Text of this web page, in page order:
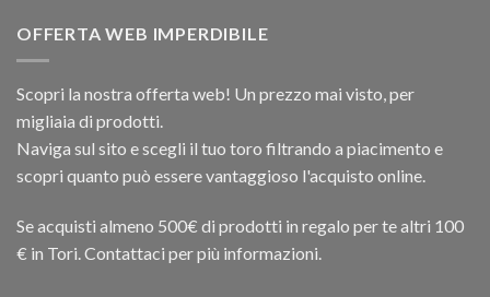
OFFERTA WEB IMPERDIBILE
Scopri la nostra offerta web! Un prezzo mai visto, per
migliaia di prodotti.
Naviga sul sito e scegli il tuo toro filtrando a piacimento e
scopri quanto può essere vantaggioso l'acquisto online.
Se acquisti almeno 500€ di prodotti in regalo per te altri 100
€ in Tori. Contattaci per più informazioni.